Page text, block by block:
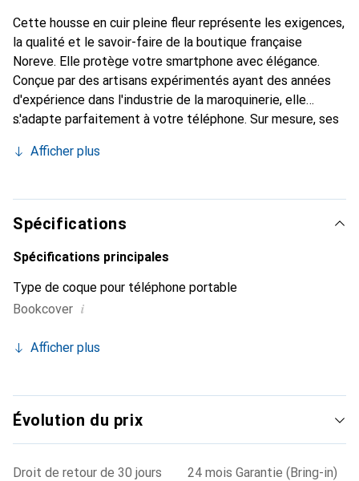
Cette housse en cuir pleine fleur représente les exigences,
la qualité et le savoir-faire de la boutique française
Noreve. Elle protège votre smartphone avec élégance.
Conçue par des artisans expérimentés ayant des années
d'expérience dans l'industrie de la maroquinerie, elle
s'adapte parfaitement à votre téléphone. Sur mesure, ses
peau. Elle devient l'accessoire chic et indispensable pour
internationalement pour ses produits de haute qualité et
constitue un choix fiable pour une clientèle exigeante.
Afficher plus
Spécifications
Spécifications principales
Type de coque pour téléphone portable
Bookcover i
Afficher plus
Évolution du prix
Droit de retour de 30 jours
24 mois Garantie (Bring-in)